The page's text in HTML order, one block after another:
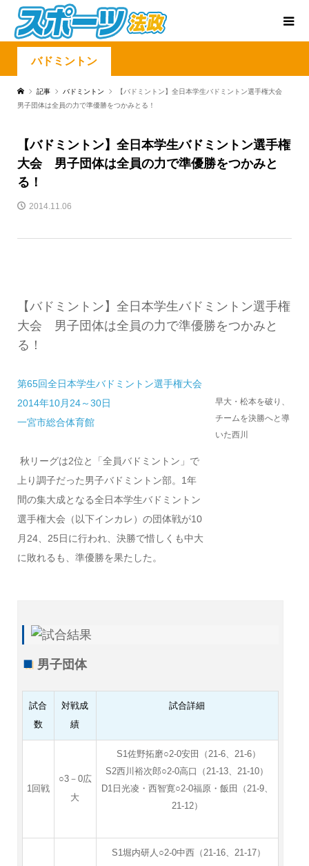
バドミントン
記事 バドミントン
【バドミントン】全日本学生バドミントン選手権大会
男子団体は全員の力で準優勝をつかみとる！
【バドミントン】全日本学生バドミントン選手権
大会 男子団体は全員の力で準優勝をつかみと
る！
2014.11.06
【バドミントン】全日本学生バドミントン選手権
大会 男子団体は全員の力で準優勝をつかみと
る！
第65回全日本学生バドミントン選手権大会
2014年10月24～30日
一宮市総合体育館
秋リーグは2位と「全員バドミントン」で
上り調子だった男子バドミントン部。1年
間の集大成となる全日本学生バドミントン
選手権大会（以下インカレ）の団体戦が10
月24、25日に行われ、決勝で惜しくも中大
に敗れるも、準優勝を果たした。
早大・松本を破り、
チームを決勝へと導
いた西川
男子団体
試合
数
対戦成
績
試合詳細
1回戦
○3－0広
大
S1佐野拓磨○2-0安田（21-6、21-6）
S2西川裕次郎○2-0高口（21-13、21-10）
D1日光凌・西智寛○2-0福原・飯田（21-9、
21-12）
S1堀内研人○2-0中西（21-16、21-17）